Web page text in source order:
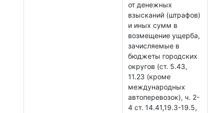
от денежных
взысканий (штрафов)
и иных сумм в
возмещение ущерба,
зачисляемые в
бюджеты городских
округов (ст. 5.43,
11.23 (кроме
международных
автоперевозок), ч. 2-
4 ст. 14.41,19.3-19.5,